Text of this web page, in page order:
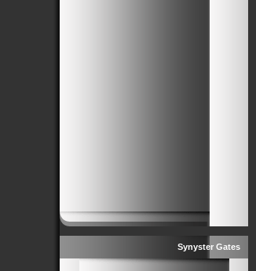
Synyster Gates